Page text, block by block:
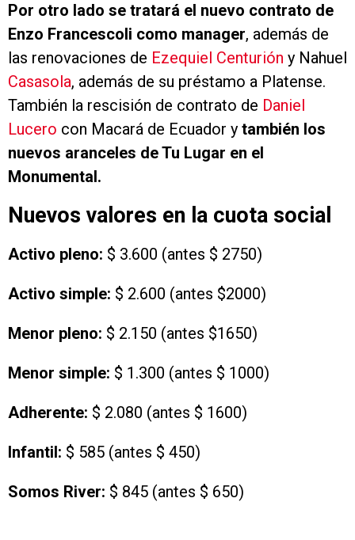
Por otro lado se tratará el nuevo contrato de
Enzo Francescoli como manager, además de
las renovaciones de Ezequiel Centurión y Nahuel
Casasola, además de su préstamo a Platense.
También la rescisión de contrato de Daniel
Lucero con Macará de Ecuador y también los
nuevos aranceles de Tu Lugar en el
Monumental.
Nuevos valores en la cuota social
Activo pleno: $ 3.600 (antes $ 2750)
Activo simple: $ 2.600 (antes $2000)
Menor pleno: $ 2.150 (antes $1650)
Menor simple: $ 1.300 (antes $ 1000)
Adherente: $ 2.080 (antes $ 1600)
Infantil: $ 585 (antes $ 450)
Somos River: $ 845 (antes $ 650)